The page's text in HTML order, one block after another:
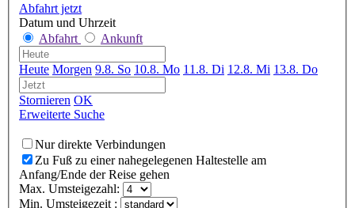
Abfahrt jetzt
Datum und Uhrzeit
Abfahrt
Ankunft
Heute Morgen 9.8. So 10.8. Mo 11.8. Di 12.8. Mi 13.8. Do
Stornieren OK
Erweiterte Suche
Nur direkte Verbindungen
Zu Fuß zu einer nahegelegenen Haltestelle am
Anfang/Ende der Reise gehen
Max. Umsteigezahl:
Min. Umsteigezeit :